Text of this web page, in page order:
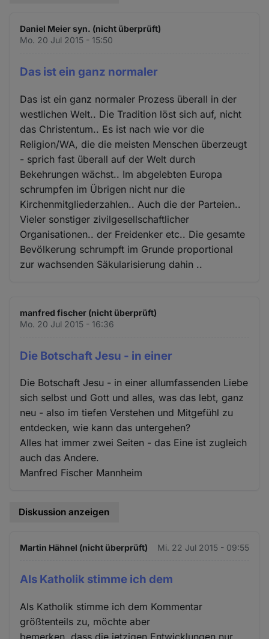
Daniel Meier syn. (nicht überprüft)
Mo. 20 Jul 2015 - 15:50
Das ist ein ganz normaler
Das ist ein ganz normaler Prozess überall in der
westlichen Welt.. Die Tradition löst sich auf, nicht
das Christentum.. Es ist nach wie vor die
Religion/WA, die die meisten Menschen überzeugt
- sprich fast überall auf der Welt durch
Bekehrungen wächst.. Im abgelebten Europa
schrumpfen im Übrigen nicht nur die
Kirchenmitgliederzahlen.. Auch die der Parteien..
Vieler sonstiger zivilgesellschaftlicher
Organisationen.. der Freidenker etc.. Die gesamte
Bevölkerung schrumpft im Grunde proportional
zur wachsenden Säkularisierung dahin ..
manfred fischer (nicht überprüft)
Mo. 20 Jul 2015 - 16:36
Die Botschaft Jesu - in einer
Die Botschaft Jesu - in einer allumfassenden Liebe
sich selbst und Gott und alles, was das lebt, ganz
neu - also im tiefen Verstehen und Mitgefühl zu
entdecken, wie kann das untergehen?
Alles hat immer zwei Seiten - das Eine ist zugleich
auch das Andere.
Manfred Fischer Mannheim
Diskussion anzeigen
Martin Hähnel (nicht überprüft) Mi. 22 Jul 2015 - 09:55
Als Katholik stimme ich dem
Als Katholik stimme ich dem Kommentar
größtenteils zu, möchte aber
bemerken, dass die jetzigen Entwicklungen nur